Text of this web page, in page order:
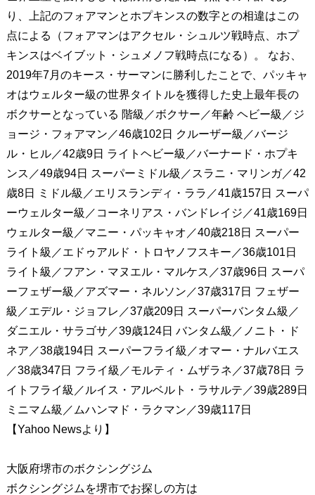
り、上記のフォアマンとホプキンスの数字との相違はこの
点による（フォアマンはアクセル・シュルツ戦時点、ホプ
キンスはベイブット・シュメノフ戦時点になる）。 なお、
2019年7月のキース・サーマンに勝利したことで、パッキャ
オはウェルター級の世界タイトルを獲得した史上最年長の
ボクサーとなっている 階級／ボクサー／年齢 ヘビー級／ジ
ョージ・フォアマン／46歳102日 クルーザー級／バージ
ル・ヒル／42歳9日 ライトヘビー級／バーナード・ホプキ
ンス／49歳94日 スーパーミドル級／スラニ・マリンガ／42
歳8日 ミドル級／エリスランディ・ララ／41歳157日 スーパ
ーウェルター級／コーネリアス・バンドレイジ／41歳169日
ウェルター級／マニー・パッキャオ／40歳218日 スーパー
ライト級／エドゥアルド・トロヤノフスキー／36歳101日
ライト級／フアン・マヌエル・マルケス／37歳96日 スーパ
ーフェザー級／アズマー・ネルソン／37歳317日 フェザー
級／エデル・ジョフレ／37歳209日 スーパーバンタム級／
ダニエル・サラゴサ／39歳124日 バンタム級／ノニト・ド
ネア／38歳194日 スーパーフライ級／オマー・ナルバエス
／38歳347日 フライ級／モルティ・ムザラネ／37歳78日 ラ
イトフライ級／ルイス・アルベルト・ラサルテ／39歳289日
ミニマム級／ムハンマド・ラクマン／39歳117日
【Yahoo Newsより】
大阪府堺市のボクシングジム
ボクシングジムを堺市でお探しの方は